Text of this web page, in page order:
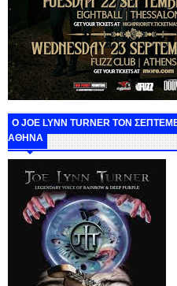
O JOE LYNN TURNER ΤΟΝ
ΑΘΗΝΑ